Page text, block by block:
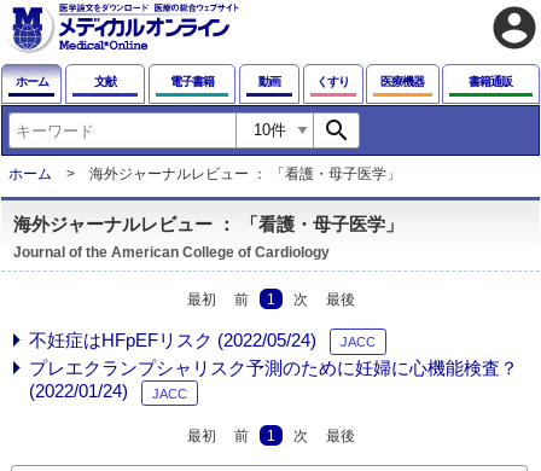
account_circle
ホーム 文献 電子書籍 動画 くすり 医療機器 書籍通販
search
ホーム 海外ジャーナルレビュー ： 「看護・母子医学」
海外ジャーナルレビュー ： 「看護・母子医学」
Journal of the American College of Cardiology
最初 前 1 次 最後
不妊症はHFpEFリスク (2022/05/24) JACC
プレエクランプシャリスク予測のために妊婦に心機能検査？
(2022/01/24)
JACC
最初 前 1 次 最後